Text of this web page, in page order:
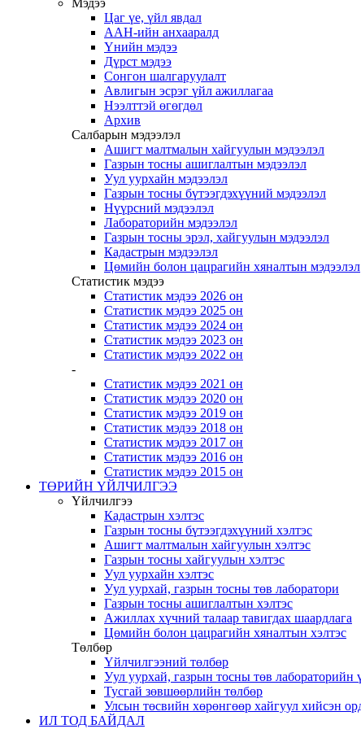
Мэдээ
Цаг үе, үйл явдал
ААН-ийн анхааралд
Үнийн мэдээ
Дүрст мэдээ
Сонгон шалгаруулалт
Авлигын эсрэг үйл ажиллагаа
Нээлттэй өгөгдөл
Архив
Салбарын мэдээлэл
Ашигт малтмалын хайгуулын мэдээлэл
Газрын тосны ашиглалтын мэдээлэл
Уул уурхайн мэдээлэл
Газрын тосны бүтээгдэхүүний мэдээлэл
Нүүрсний мэдээлэл
Лабораторийн мэдээлэл
Газрын тосны эрэл, хайгуулын мэдээлэл
Кадастрын мэдээлэл
Цөмийн болон цацрагийн хяналтын мэдээлэл
Статистик мэдээ
Статистик мэдээ 2026 он
Статистик мэдээ 2025 он
Статистик мэдээ 2024 он
Статистик мэдээ 2023 он
Статистик мэдээ 2022 он
-
Статистик мэдээ 2021 он
Статистик мэдээ 2020 он
Статистик мэдээ 2019 он
Статистик мэдээ 2018 он
Статистик мэдээ 2017 он
Статистик мэдээ 2016 он
Статистик мэдээ 2015 он
ТӨРИЙН ҮЙЛЧИЛГЭЭ
Үйлчилгээ
Кадастрын хэлтэс
Газрын тосны бүтээгдэхүүний хэлтэс
Ашигт малтмалын хайгуулын хэлтэс
Газрын тосны хайгуулын хэлтэс
Уул уурхайн хэлтэс
Уул уурхай, газрын тосны төв лаборатори
Газрын тосны ашиглалтын хэлтэс
Ажиллах хүчний талаар тавигдах шаардлага
Цөмийн болон цацрагийн хяналтын хэлтэс
Төлбөр
Үйлчилгээний төлбөр
Уул уурхай, газрын тосны төв лабораторийн
Тусгай зөвшөөрлийн төлбөр
Улсын төсвийн хөрөнгөөр хайгуул хийсэн
ИЛ ТОД БАЙДАЛ